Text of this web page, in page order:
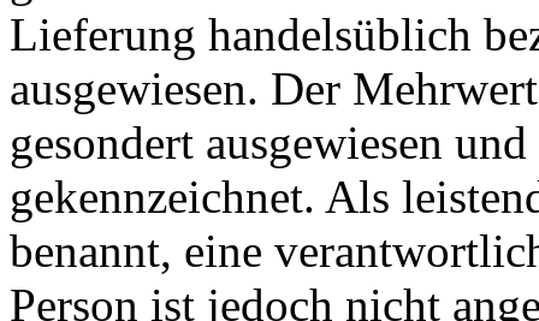
Lieferung handelsüblich
ausgewiesen. Der
gesondert ausgewiesen
gekennzeichnet. Als
benannt, eine
Person ist jedoch nicht